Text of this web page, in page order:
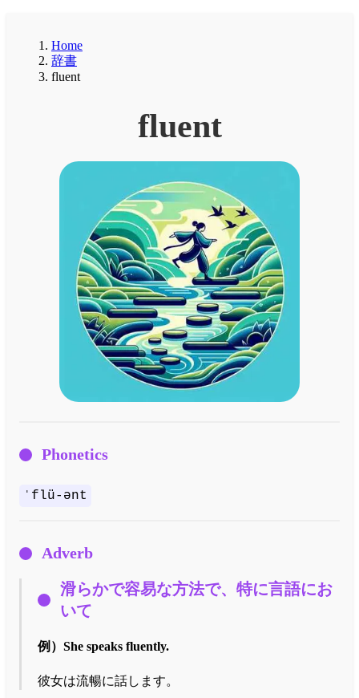
Home
辞書
fluent
fluent
Phonetics
ˈflü-ənt
Adverb
滑らかで容易な方法で、特に言語にお
いて
例） She speaks fluently.
彼女は流暢に話します。